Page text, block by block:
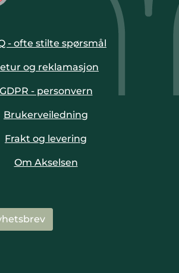
- ofte stilte spørsmål
og reklamasjon
GDPR - personvern
Brukerveiledning
Frakt og levering
Om Akselsen